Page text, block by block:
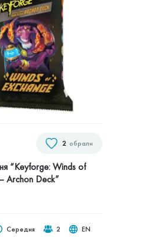
обрали
2
“Keyforge: Winds of
Archon Deck”
Середня 2 EN